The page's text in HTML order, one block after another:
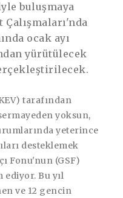
buluşmaya
Çalışmaları'nda
ocak ayı
yürütülecek
tarafından
yoksun,
yeterince
desteklemek
Fonu'nun (GSF)
ediyor. Bu yıl
ve 12 gencin